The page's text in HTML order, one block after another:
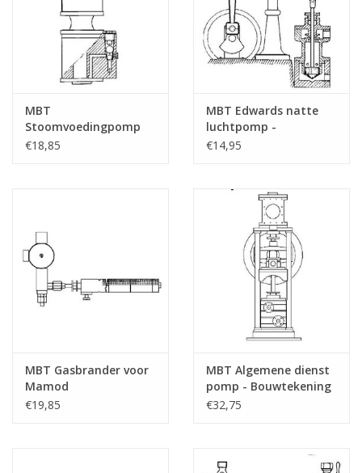
MBT
Stoomvoedingpomp
voor 5" en 7,5"
€18,85
MBT Edwards natte
luchtpomp -
Bouwtekening Schaal 1
€14,95
MBT Gasbrander voor
Mamod
stoomlocomotief -
€19,85
MBT Algemene dienst
pomp - Bouwtekening
Schaal 1 : N/A
€32,75